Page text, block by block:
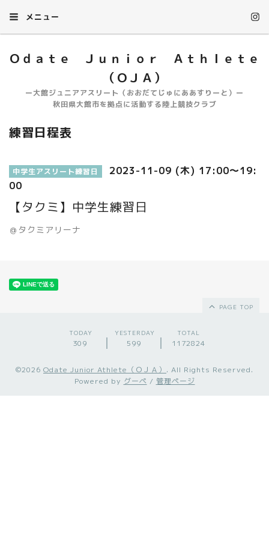
メニュー
Ｏｄａｔｅ Ｊｕｎｉｏｒ Ａｔｈｌｅｔｅ
（ＯＪＡ）
ー大館ジュニアアスリート（おおだてじゅにああすりーと）ー
秋田県大館市を拠点に活動する陸上競技クラブ
練習日程表
中学生アスリート練習日
2023-11-09 (木) 17:00～19:
00
【タクミ】中学生練習日
＠タクミアリーナ
PAGE TOP
TODAY
309
YESTERDAY
599
TOTAL
1172824
©2026 Odate Junior Athlete（ＯＪＡ） . All Rights Reserved.
Powered by グーペ / 管理ページ